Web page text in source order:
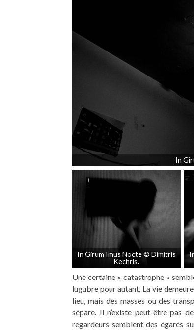
In
In Girum Imus Nocte © Dimitris
Kechris.
Une certaine « catastrophe »
lugubre pour autant. La vie
lieu, mais des masses ou des
sépare. Il n’existe peut-être pas
regardeurs semblent des égarés